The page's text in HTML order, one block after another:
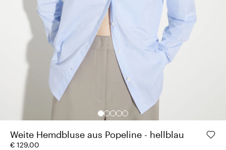
Weite Hemdbluse aus Popeline - hellblau
€ 129,00